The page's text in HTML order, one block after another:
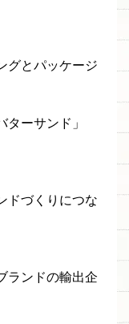
とパッケージ
ーサンド」
づくりにつな
ンドの輸出企